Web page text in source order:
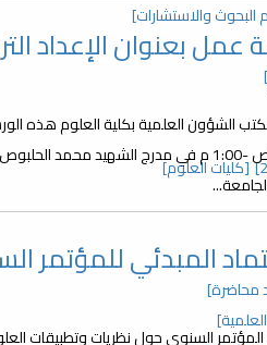
والاستشارات]
[كليات العلوم]
محاضرة]
عمل بعنوان الإعداد
10:00ص -1:00 م في مدرج الشهيد محمد
لجامعة...
المبدئي للمؤتمر
السنوي حول نظريات وتطبيقات